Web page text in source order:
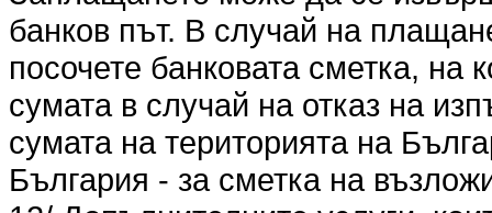
банков път. В случай на
посочете банковата сметка, на
сумата в случай на отказ на
сумата на територията на
България - за сметка на